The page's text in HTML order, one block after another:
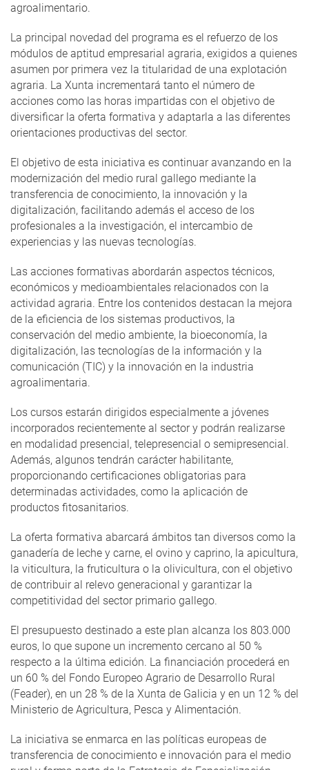
agroalimentario.
La principal novedad del programa es el refuerzo de los
módulos de aptitud empresarial agraria, exigidos a quienes
asumen por primera vez la titularidad de una explotación
agraria. La Xunta incrementará tanto el número de
acciones como las horas impartidas con el objetivo de
diversificar la oferta formativa y adaptarla a las diferentes
orientaciones productivas del sector.
El objetivo de esta iniciativa es continuar avanzando en la
modernización del medio rural gallego mediante la
transferencia de conocimiento, la innovación y la
digitalización, facilitando además el acceso de los
profesionales a la investigación, el intercambio de
experiencias y las nuevas tecnologías.
Las acciones formativas abordarán aspectos técnicos,
económicos y medioambientales relacionados con la
actividad agraria. Entre los contenidos destacan la mejora
de la eficiencia de los sistemas productivos, la
conservación del medio ambiente, la bioeconomía, la
digitalización, las tecnologías de la información y la
comunicación (TIC) y la innovación en la industria
agroalimentaria.
Los cursos estarán dirigidos especialmente a jóvenes
incorporados recientemente al sector y podrán realizarse
en modalidad presencial, telepresencial o semipresencial.
Además, algunos tendrán carácter habilitante,
proporcionando certificaciones obligatorias para
determinadas actividades, como la aplicación de
productos fitosanitarios.
La oferta formativa abarcará ámbitos tan diversos como la
ganadería de leche y carne, el ovino y caprino, la apicultura,
la viticultura, la fruticultura o la olivicultura, con el objetivo
de contribuir al relevo generacional y garantizar la
competitividad del sector primario gallego.
El presupuesto destinado a este plan alcanza los 803.000
euros, lo que supone un incremento cercano al 50 %
respecto a la última edición. La financiación procederá en
un 60 % del Fondo Europeo Agrario de Desarrollo Rural
(Feader), en un 28 % de la Xunta de Galicia y en un 12 % del
Ministerio de Agricultura, Pesca y Alimentación.
La iniciativa se enmarca en las políticas europeas de
transferencia de conocimiento e innovación para el medio